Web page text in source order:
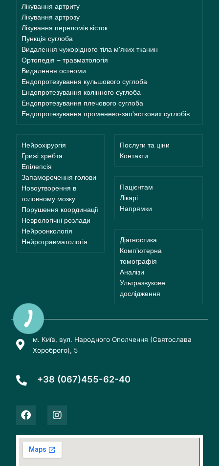
Лікування артриту
Лікування артрозу
Лікування переломів кісток
Пункція суглоба
Видалення чужорідного тіла м'яких тканин
Ортопедія − травматологія
Видалення остеоми
Ендопротезування кульшового суглоба
Ендопротезування колінного суглоба
Ендопротезування плечового суглоба
Ендопротезування променево-зап'ясткових суглобів
Нейрохірургія
Грижі хребта
Епілепсія
Запаморочення голови
Новоутворення в
головному мозку
Порушення координації
Неврологічні розлади
Нейроонкологія
Нейротравматологія
Послуги та ціни
Контакти
Пацієнтам
Лікарі
Напрямки
Діагностика
Комп'ютерна
томографія
Аналізи
Ультразвукове
дослідження
м. Київ, вул. Народного Ополчення (Святослава
Хороброго), 5
+38 (067)455-62-40
F
a
e
b
o
I
n
t
g